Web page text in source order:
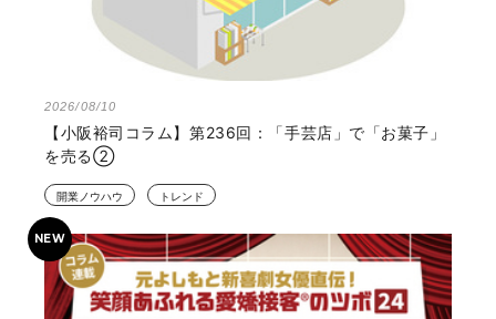
2026/08/10
【小阪裕司コラム】第236回：「手芸店」で「お菓子」
を売る②
開業ノウハウ トレンド